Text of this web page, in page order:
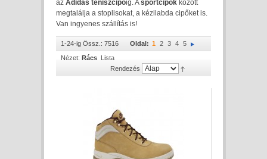
az Adidas teniszcipőig. Asportcipők között
megtalálja a stoplisokat, a kézilabda cipőket is.
Van ingyenes szállítás is!
1-24-ig Össz.: 7516 Oldal: 1 2 3 4
5
Nézet: Rács Lista
Rendezés